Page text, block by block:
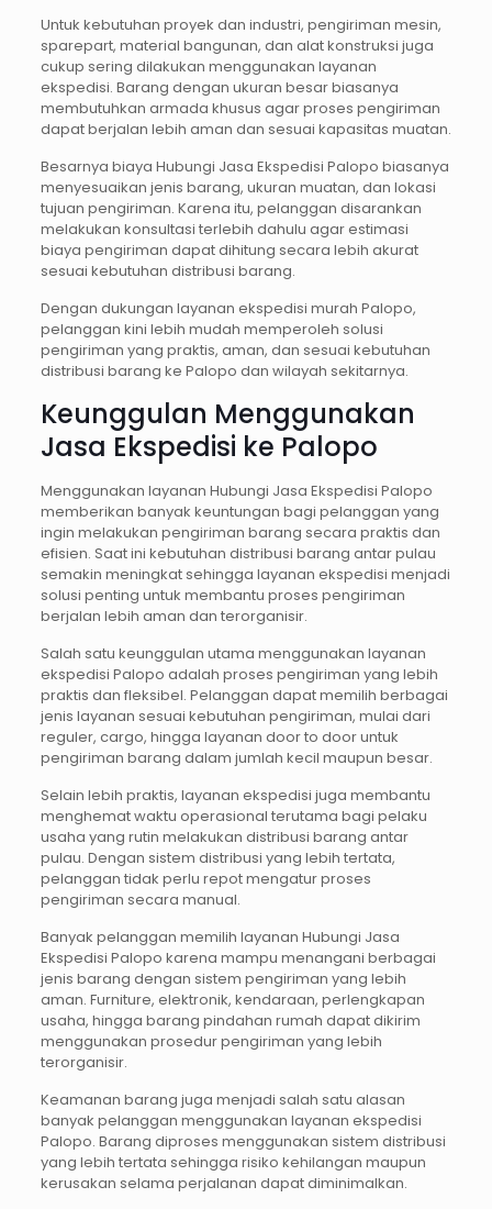
Untuk kebutuhan proyek dan industri, pengiriman mesin,
sparepart, material bangunan, dan alat konstruksi juga
cukup sering dilakukan menggunakan layanan
ekspedisi. Barang dengan ukuran besar biasanya
membutuhkan armada khusus agar proses pengiriman
dapat berjalan lebih aman dan sesuai kapasitas muatan.
Besarnya biaya Hubungi Jasa Ekspedisi Palopo biasanya
menyesuaikan jenis barang, ukuran muatan, dan lokasi
tujuan pengiriman. Karena itu, pelanggan disarankan
melakukan konsultasi terlebih dahulu agar estimasi
biaya pengiriman dapat dihitung secara lebih akurat
sesuai kebutuhan distribusi barang.
Dengan dukungan layanan ekspedisi murah Palopo,
pelanggan kini lebih mudah memperoleh solusi
pengiriman yang praktis, aman, dan sesuai kebutuhan
distribusi barang ke Palopo dan wilayah sekitarnya.
Keunggulan Menggunakan
Jasa Ekspedisi ke Palopo
Menggunakan layanan Hubungi Jasa Ekspedisi Palopo
memberikan banyak keuntungan bagi pelanggan yang
ingin melakukan pengiriman barang secara praktis dan
efisien. Saat ini kebutuhan distribusi barang antar pulau
semakin meningkat sehingga layanan ekspedisi menjadi
solusi penting untuk membantu proses pengiriman
berjalan lebih aman dan terorganisir.
Salah satu keunggulan utama menggunakan layanan
ekspedisi Palopo adalah proses pengiriman yang lebih
praktis dan fleksibel. Pelanggan dapat memilih berbagai
jenis layanan sesuai kebutuhan pengiriman, mulai dari
reguler, cargo, hingga layanan door to door untuk
pengiriman barang dalam jumlah kecil maupun besar.
Selain lebih praktis, layanan ekspedisi juga membantu
menghemat waktu operasional terutama bagi pelaku
usaha yang rutin melakukan distribusi barang antar
pulau. Dengan sistem distribusi yang lebih tertata,
pelanggan tidak perlu repot mengatur proses
pengiriman secara manual.
Banyak pelanggan memilih layanan Hubungi Jasa
Ekspedisi Palopo karena mampu menangani berbagai
jenis barang dengan sistem pengiriman yang lebih
aman. Furniture, elektronik, kendaraan, perlengkapan
usaha, hingga barang pindahan rumah dapat dikirim
menggunakan prosedur pengiriman yang lebih
terorganisir.
Keamanan barang juga menjadi salah satu alasan
banyak pelanggan menggunakan layanan ekspedisi
Palopo. Barang diproses menggunakan sistem distribusi
yang lebih tertata sehingga risiko kehilangan maupun
kerusakan selama perjalanan dapat diminimalkan.